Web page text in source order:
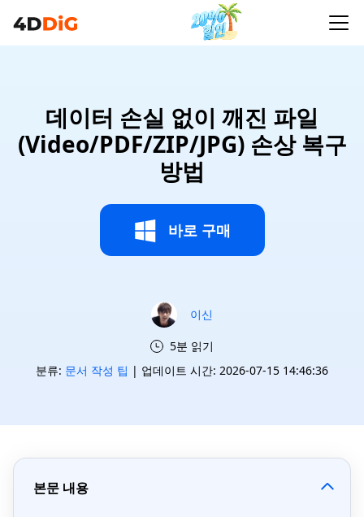
데이터 손실 없이 깨진 파일
(Video/PDF/ZIP/JPG) 손상 복구
방법
바로 구매
이신
5분 읽기
분류: 문서 작성 팁 | 업데이트 시간: 2026-07-15 14:46:36
본문 내용